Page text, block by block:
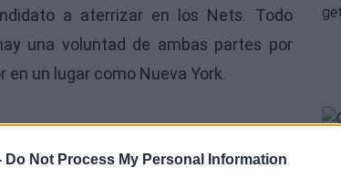
Do Not Process My Personal Information
a aterrizar en los Nets. Todo
una voluntad de ambas partes por
un lugar como Nueva York.